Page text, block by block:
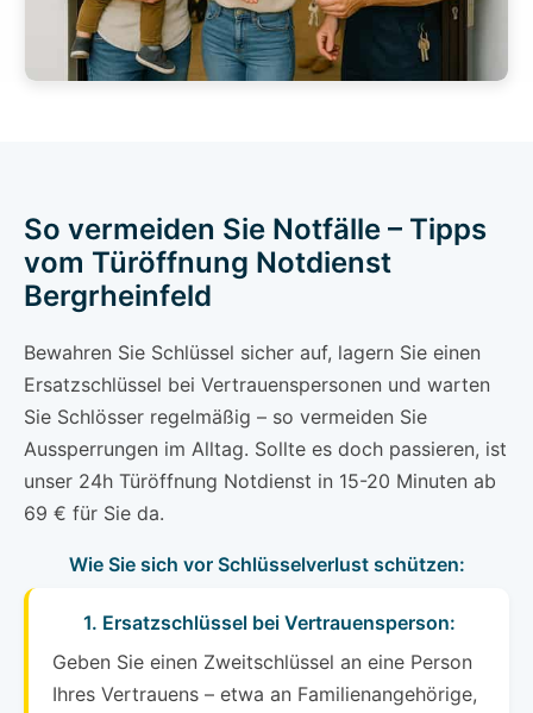
So vermeiden Sie Notfälle – Tipps
vom Türöffnung Notdienst
Bergrheinfeld
Bewahren Sie Schlüssel sicher auf, lagern Sie einen
Ersatzschlüssel bei Vertrauenspersonen und warten
Sie Schlösser regelmäßig – so vermeiden Sie
Aussperrungen im Alltag. Sollte es doch passieren, ist
unser 24h Türöffnung Notdienst in 15-20 Minuten ab
69 € für Sie da.
Wie Sie sich vor Schlüsselverlust schützen:
1. Ersatzschlüssel bei Vertrauensperson:
Geben Sie einen Zweitschlüssel an eine Person
Ihres Vertrauens – etwa an Familienangehörige,